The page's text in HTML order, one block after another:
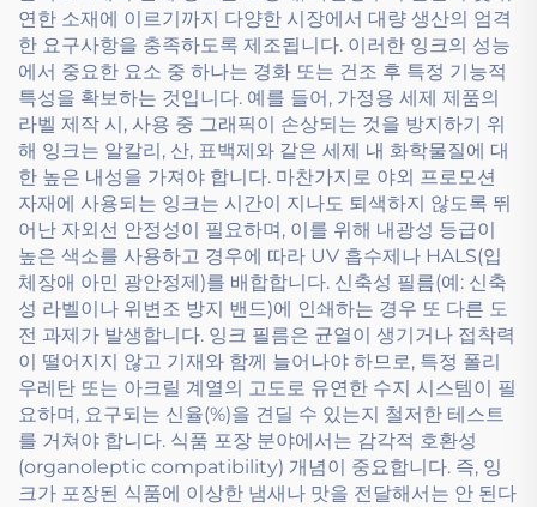
연한 소재에 이르기까지 다양한 시장에서 대량 생산의 엄격
한 요구사항을 충족하도록 제조됩니다. 이러한 잉크의 성능
에서 중요한 요소 중 하나는 경화 또는 건조 후 특정 기능적
특성을 확보하는 것입니다. 예를 들어, 가정용 세제 제품의
라벨 제작 시, 사용 중 그래픽이 손상되는 것을 방지하기 위
해 잉크는 알칼리, 산, 표백제와 같은 세제 내 화학물질에 대
한 높은 내성을 가져야 합니다. 마찬가지로 야외 프로모션
자재에 사용되는 잉크는 시간이 지나도 퇴색하지 않도록 뛰
어난 자외선 안정성이 필요하며, 이를 위해 내광성 등급이
높은 색소를 사용하고 경우에 따라 UV 흡수제나 HALS(입
체장애 아민 광안정제)를 배합합니다. 신축성 필름(예: 신축
성 라벨이나 위변조 방지 밴드)에 인쇄하는 경우 또 다른 도
전 과제가 발생합니다. 잉크 필름은 균열이 생기거나 접착력
이 떨어지지 않고 기재와 함께 늘어나야 하므로, 특정 폴리
우레탄 또는 아크릴 계열의 고도로 유연한 수지 시스템이 필
요하며, 요구되는 신율(%)을 견딜 수 있는지 철저한 테스트
를 거쳐야 합니다. 식품 포장 분야에서는 감각적 호환성
(organoleptic compatibility) 개념이 중요합니다. 즉, 잉
크가 포장된 식품에 이상한 냄새나 맛을 전달해서는 안 된다